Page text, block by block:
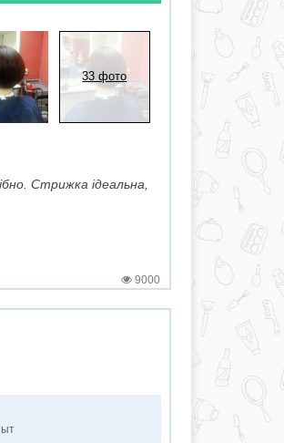
33 фото
Стрижка ідеальна,
9000